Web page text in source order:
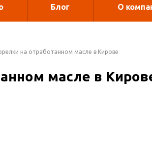
Печи для
и
Блог О
на отработанном масле в Кирове
масле в